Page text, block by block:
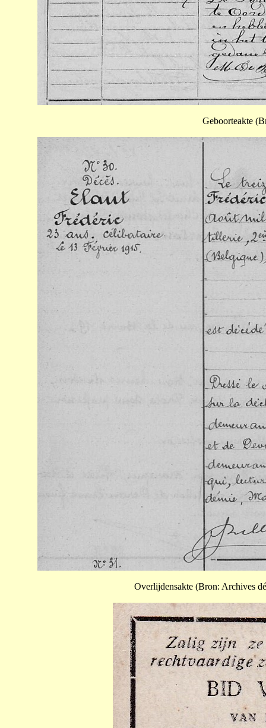
Geboorteakte
Overlijdensakte (Bron: Archives